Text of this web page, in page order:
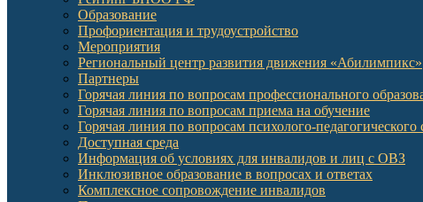
Образование
Профориентация и трудоустройство
Мероприятия
Региональный центр развития движения «Абилимпикс»
Партнеры
Горячая линия по вопросам профессионального
Горячая линия по вопросам приема на обучение
Горячая линия по вопросам психолого-
Доступная среда
Информация об условиях для инвалидов и лиц с ОВЗ
Инклюзивное образование в вопросах и ответах
Комплексное сопровождение инвалидов